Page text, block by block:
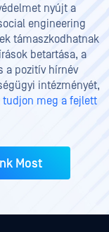
nyújt a
engineering
támaszkodhatnak
betartása, a
a pozitív hírnév
intézményét,
tudjon meg a fejlett
Most